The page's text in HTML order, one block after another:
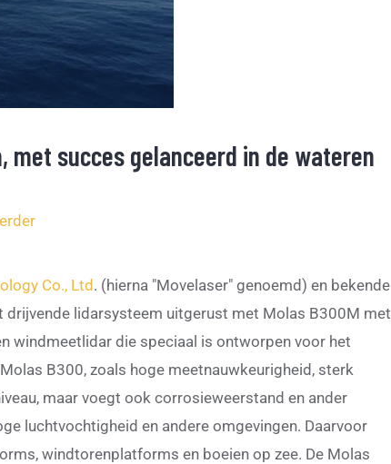
succes gelanceerd in de wateren
Co., Ltd. (hierna "Movelaser" genoemd) en bekende
lidarsysteem uitgerust met Molas B300M met
windmeetlidar die speciaal is ontworpen voor het
B300, zoals hoge meetnauwkeurigheid, sterk
maar voegt ook corrosieweerstand en ander
luchtvochtigheid en andere omgevingen. Daarvoor
windtorenplatforms en boeien op zee. De Molas